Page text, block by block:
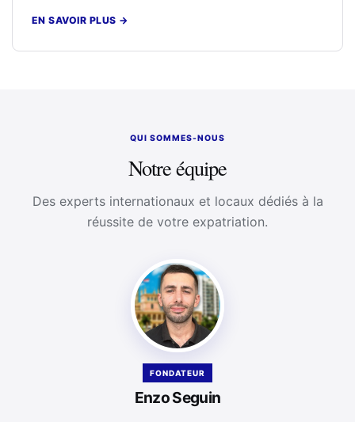
EN SAVOIR PLUS →
QUI SOMMES-NOUS
Notre équipe
Des experts internationaux et locaux dédiés à la
réussite de votre expatriation.
FONDATEUR
Enzo Seguin